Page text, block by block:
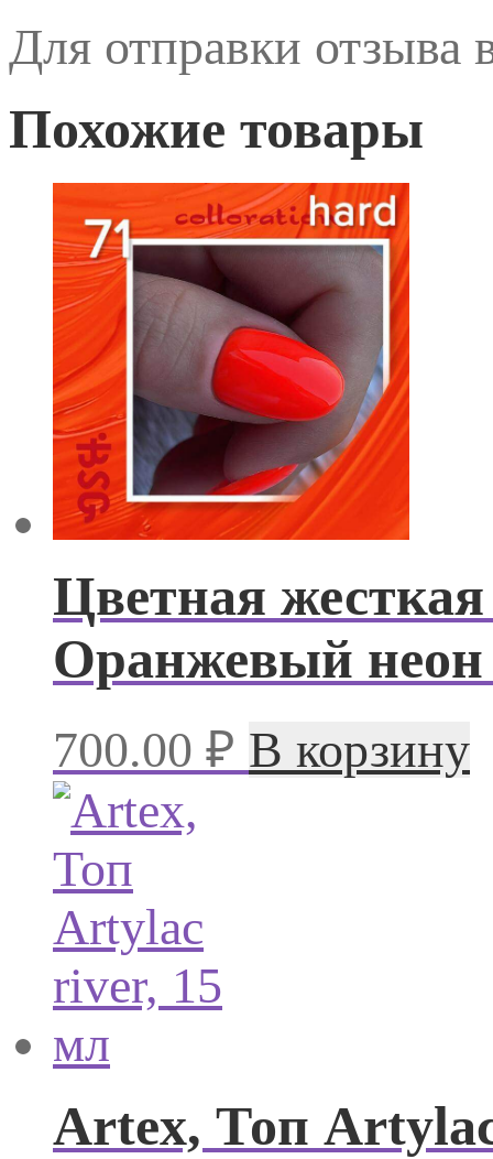
Для отправки отзыва
Похожие товары
Цветная
Оранжевый
700.00 ₽ В корзину
Artex, Топ